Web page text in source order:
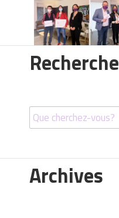
Recherche
Archives